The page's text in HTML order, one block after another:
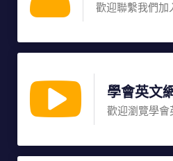
歡迎聯繫我們加
學會英文
歡迎瀏覽學會